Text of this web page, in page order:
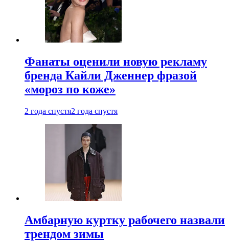
Фанаты оценили новую рекламу
бренда Кайли Дженнер фразой
«мороз по коже»
2 года спустя2 года спустя
Амбарную куртку рабочего назвали
трендом зимы